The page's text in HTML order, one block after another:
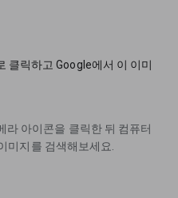
클릭하고 Google에서 이 이미
아이콘을 클릭한 뒤 컴퓨터
미지를 검색해보세요.